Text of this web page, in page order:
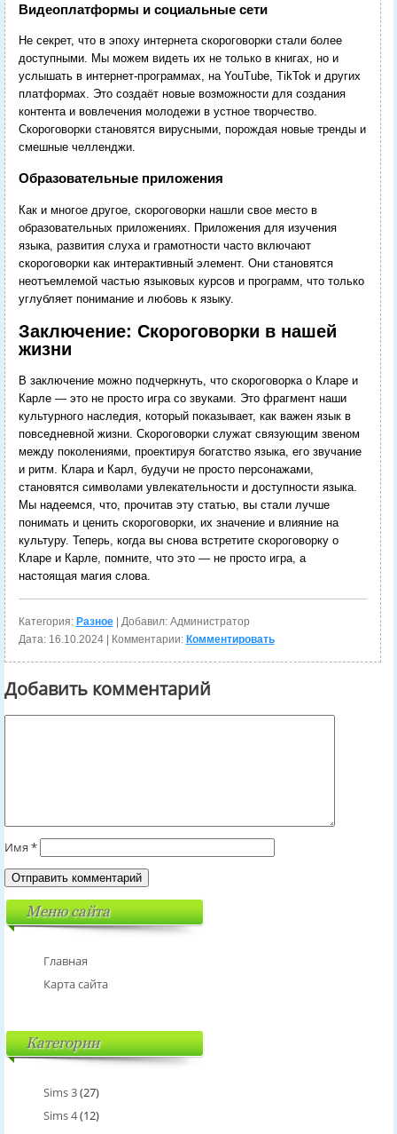
Видеоплатформы и социальные сети
Не секрет, что в эпоху интернета скороговорки стали более
доступными. Мы можем видеть их не только в книгах, но и
услышать в интернет-программах, на YouTube, TikTok и других
платформах. Это создаёт новые возможности для создания
контента и вовлечения молодежи в устное творчество.
Скороговорки становятся вирусными, порождая новые тренды и
смешные челленджи.
Образовательные приложения
Как и многое другое, скороговорки нашли свое место в
образовательных приложениях. Приложения для изучения
языка, развития слуха и грамотности часто включают
скороговорки как интерактивный элемент. Они становятся
неотъемлемой частью языковых курсов и программ, что только
углубляет понимание и любовь к языку.
Заключение: Скороговорки в нашей
жизни
В заключение можно подчеркнуть, что скороговорка о Кларе и
Карле — это не просто игра со звуками. Это фрагмент наши
культурного наследия, который показывает, как важен язык в
повседневной жизни. Скороговорки служат связующим звеном
между поколениями, проектируя богатство языка, его звучание
и ритм. Клара и Карл, будучи не просто персонажами,
становятся символами увлекательности и доступности языка.
Мы надеемся, что, прочитав эту статью, вы стали лучше
понимать и ценить скороговорки, их значение и влияние на
культуру. Теперь, когда вы снова встретите скороговорку о
Кларе и Карле, помните, что это — не просто игра, а
настоящая магия слова.
Категория: Разное| Добавил: Администратор
Дата: 16.10.2024| Комментарии: Комментировать
Добавить комментарий
Имя *
Меню сайта
Главная
Карта сайта
Категории
Sims 3(27)
Sims 4(12)